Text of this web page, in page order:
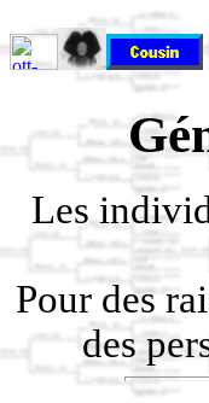
Les
Pour des
des